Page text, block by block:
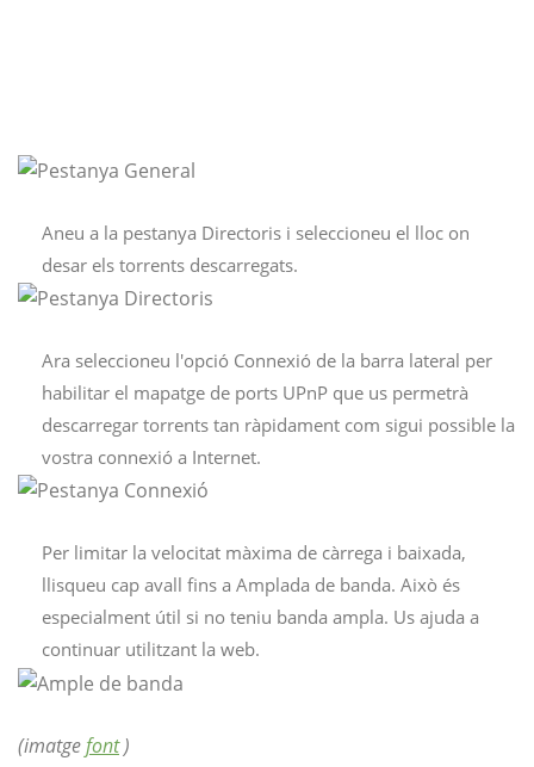
Aneu a la pestanya Directoris i seleccioneu el lloc on
desar els torrents descarregats.
Ara seleccioneu l'opció Connexió de la barra lateral per
habilitar el mapatge de ports UPnP que us permetrà
descarregar torrents tan ràpidament com sigui possible la
vostra connexió a Internet.
Per limitar la velocitat màxima de càrrega i baixada,
llisqueu cap avall fins a Amplada de banda. Això és
especialment útil si no teniu banda ampla. Us ajuda a
continuar utilitzant la web.
(imatgefont)